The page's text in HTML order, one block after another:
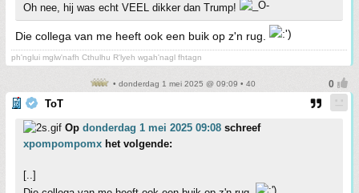
Oh nee, hij was echt VEEL dikker dan Trump!
Die collega van me heeft ook een buik op z'n rug.
ph'nglui mglw'nafh Cthulhu R'lyeh wgah'nagl fhtagn
• donderdag 1 mei 2025 @ 09:09 • 40
ToT
Op donderdag 1 mei 2025 09:08 schreef
xpompompomx het volgende:
[..]